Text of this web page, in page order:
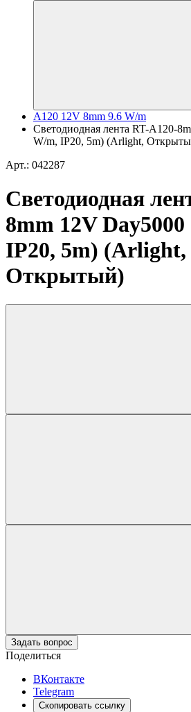
A120 12V 8mm 9.6 W/m
Светодиодная лента RT-A120-
W/m, IP20, 5m) (Arlight,
Арт.: 042287
Светодиодная
8mm 12V
IP20, 5m) (Arlight,
Открытый)
Задать вопрос
Поделиться
ВКонтакте
Telegram
Скопировать ссылку